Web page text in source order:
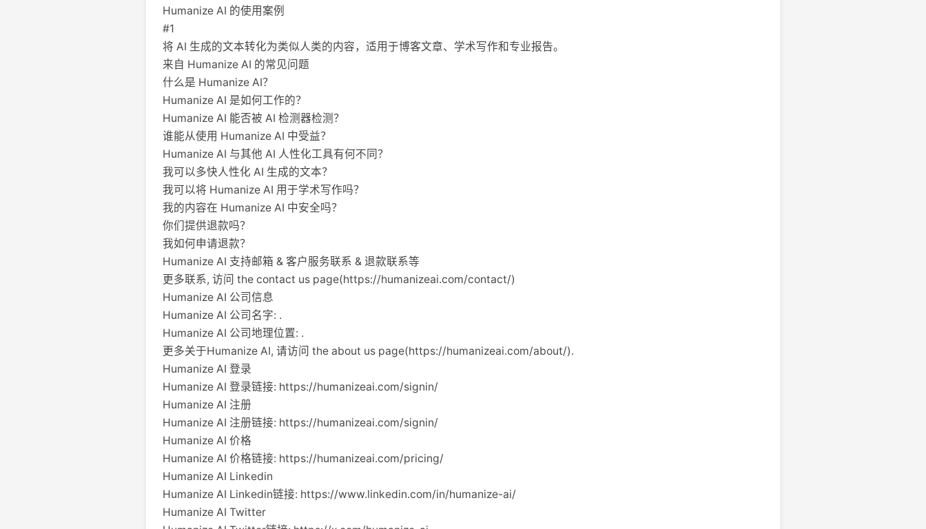
Humanize AI 的使用案例
#1
将 AI 生成的文本转化为类似人类的内容，适用于博客文章、学术写作和专业报告。
来自 Humanize AI 的常见问题
什么是 Humanize AI？
Humanize AI 是如何工作的？
Humanize AI 能否被 AI 检测器检测？
谁能从使用 Humanize AI 中受益？
Humanize AI 与其他 AI 人性化工具有何不同？
我可以多快人性化 AI 生成的文本？
我可以将 Humanize AI 用于学术写作吗？
我的内容在 Humanize AI 中安全吗？
你们提供退款吗？
我如何申请退款？
Humanize AI 支持邮箱 & 客户服务联系 & 退款联系等
更多联系, 访问 the contact us page(https://humanizeai.com/contact/)
Humanize AI 公司信息
Humanize AI 公司名字: .
Humanize AI 公司地理位置: .
更多关于Humanize AI, 请访问 the about us page(https://humanizeai.com/about/).
Humanize AI 登录
Humanize AI 登录链接: https://humanizeai.com/signin/
Humanize AI 注册
Humanize AI 注册链接: https://humanizeai.com/signin/
Humanize AI 价格
Humanize AI 价格链接: https://humanizeai.com/pricing/
Humanize AI Linkedin
Humanize AI Linkedin链接: https://www.linkedin.com/in/humanize-ai/
Humanize AI Twitter